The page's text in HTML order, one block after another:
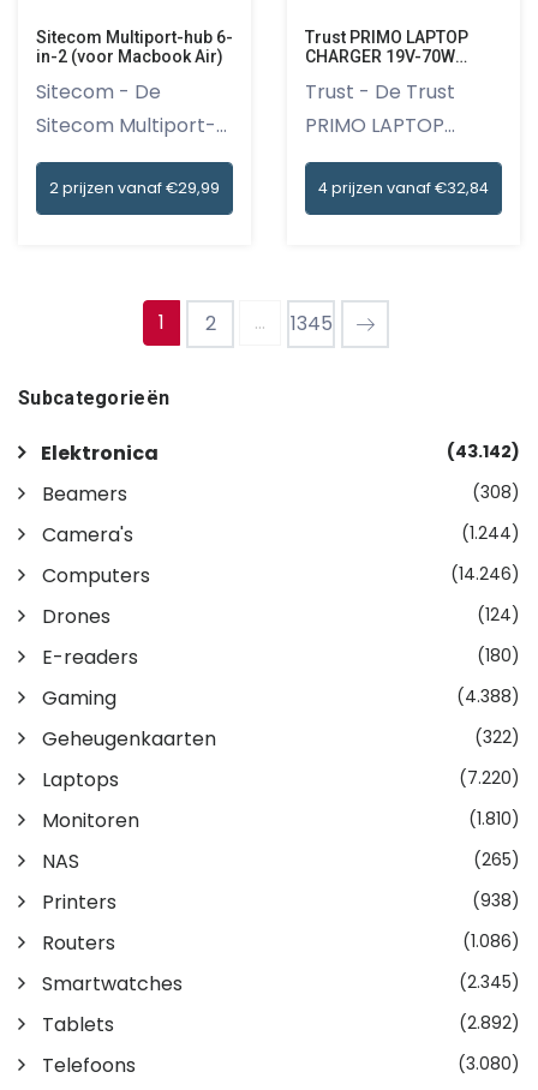
Sitecom Multiport-hub 6-
in-2 (voor Macbook Air)
Sitecom - De
Sitecom Multiport-
hub 6-in-2 v...
2 prijzen vanaf €29,99
Trust PRIMO LAPTOP
CHARGER 19V-70W
Trust - De Trust
PRIMO LAPTOP
CHARGER 19V-7...
4 prijzen vanaf €32,84
1 2 ... 1345
Subcategorieën
Elektronica (43.142)
Beamers (308)
Camera's (1.244)
Computers (14.246)
Drones (124)
E-readers (180)
Gaming (4.388)
Geheugenkaarten (322)
Laptops (7.220)
Monitoren (1.810)
NAS (265)
Printers (938)
Routers (1.086)
Smartwatches (2.345)
Tablets (2.892)
Telefoons (3.080)